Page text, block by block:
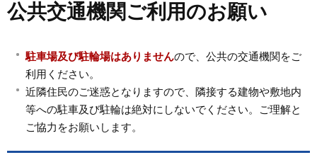
公共交通機関ご利用のお願い
駐車場及び駐輪場はありませんので、公共の交通機関をご
利用ください。
近隣住民のご迷惑となりますので、隣接する建物や敷地内
等への駐車及び駐輪は絶対にしないでください。ご理解と
ご協力をお願いします。